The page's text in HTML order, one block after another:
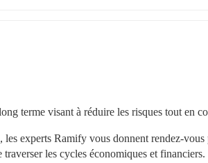
terme visant à réduire les risques tout en
, les experts Ramify vous donnent rendez-
les cycles économiques et financiers.